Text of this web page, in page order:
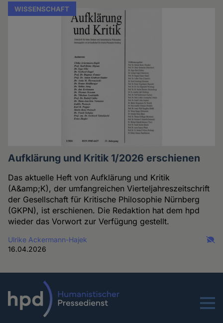
WISSENSCHAFT
Aufklärung und Kritik 1/2026 erschienen
Das aktuelle Heft von Aufklärung und Kritik
(A&amp;K), der umfangreichen Vierteljahreszeitschrift
der Gesellschaft für Kritische Philosophie Nürnberg
(GKPN), ist erschienen. Die Redaktion hat dem hpd
wieder das Vorwort zur Verfügung gestellt.
Ulrike Ackermann-Hajek
16.04.2026
Menu